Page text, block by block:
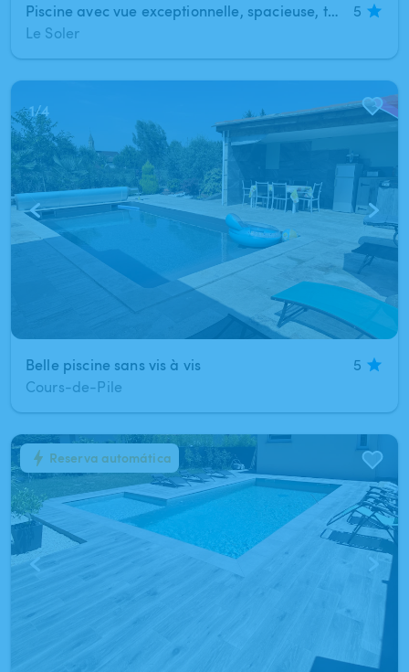
Piscine avec vue exceptionnelle, spacieuse, tout confort et propre pour adultes et enfants sur terrain clos et sécurisé, entouré de verdure proche de Perpignan !!!
5
Le Soler
1/4
Belle piscine sans vis à vis
5
Cours-de-Pile
1/6 Reserva automática